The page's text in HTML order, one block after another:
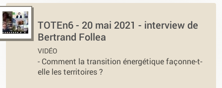
TOTEn6 - 20 mai 2021 - interview de
Bertrand Follea
VIDÉO
- Comment la transition énergétique façonne-t-
elle les territoires ?